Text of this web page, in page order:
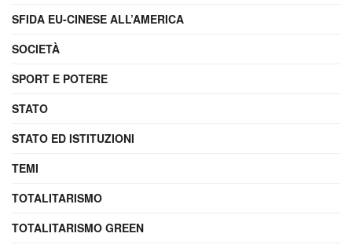
SFIDA EU-CINESE ALL’AMERICA
SOCIETÀ
SPORT E POTERE
STATO
STATO ED ISTITUZIONI
TEMI
TOTALITARISMO
TOTALITARISMO GREEN